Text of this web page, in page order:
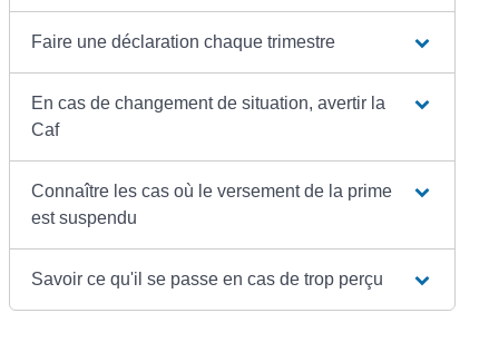
Faire une déclaration chaque trimestre
En cas de changement de situation, avertir la
Caf
Connaître les cas où le versement de la prime
est suspendu
Savoir ce qu'il se passe en cas de trop perçu